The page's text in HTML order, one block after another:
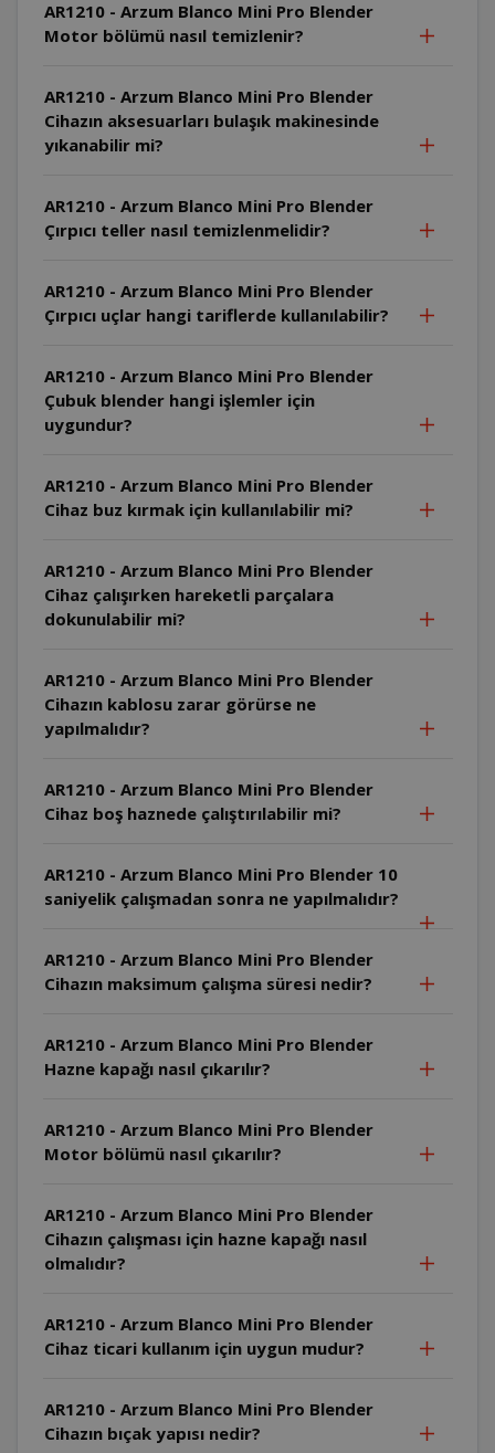
AR1210 - Arzum Blanco Mini Pro Blender
Motor bölümü nasıl temizlenir?
AR1210 - Arzum Blanco Mini Pro Blender
Cihazın aksesuarları bulaşık makinesinde
yıkanabilir mi?
AR1210 - Arzum Blanco Mini Pro Blender
Çırpıcı teller nasıl temizlenmelidir?
AR1210 - Arzum Blanco Mini Pro Blender
Çırpıcı uçlar hangi tariflerde kullanılabilir?
AR1210 - Arzum Blanco Mini Pro Blender
Çubuk blender hangi işlemler için
uygundur?
AR1210 - Arzum Blanco Mini Pro Blender
Cihaz buz kırmak için kullanılabilir mi?
AR1210 - Arzum Blanco Mini Pro Blender
Cihaz çalışırken hareketli parçalara
dokunulabilir mi?
AR1210 - Arzum Blanco Mini Pro Blender
Cihazın kablosu zarar görürse ne
yapılmalıdır?
AR1210 - Arzum Blanco Mini Pro Blender
Cihaz boş haznede çalıştırılabilir mi?
AR1210 - Arzum Blanco Mini Pro Blender 10
saniyelik çalışmadan sonra ne yapılmalıdır?
AR1210 - Arzum Blanco Mini Pro Blender
Cihazın maksimum çalışma süresi nedir?
AR1210 - Arzum Blanco Mini Pro Blender
Hazne kapağı nasıl çıkarılır?
AR1210 - Arzum Blanco Mini Pro Blender
Motor bölümü nasıl çıkarılır?
AR1210 - Arzum Blanco Mini Pro Blender
Cihazın çalışması için hazne kapağı nasıl
olmalıdır?
AR1210 - Arzum Blanco Mini Pro Blender
Cihaz ticari kullanım için uygun mudur?
AR1210 - Arzum Blanco Mini Pro Blender
Cihazın bıçak yapısı nedir?